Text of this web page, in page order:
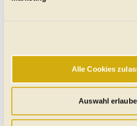
verarbeitet werden, und legen Sie
Wir verwenden Cookies, um Ihnen
Website und sind stets aktiv. Mit
„Statistik“ und „Präferenzen“
Besuch so komfortabel wie möglich
"Auswahl erlauben" können Sie
Alle Cookies
Auswahl
gehört ein Urlaub mit dem VW
"Red" eher in die Sparte der
wird Ihnen mit diesem Camper
darin, dass selbst das neueste
schon einen gewissen Kultfaktor
kann. Wie ein Nutzfahrzeug